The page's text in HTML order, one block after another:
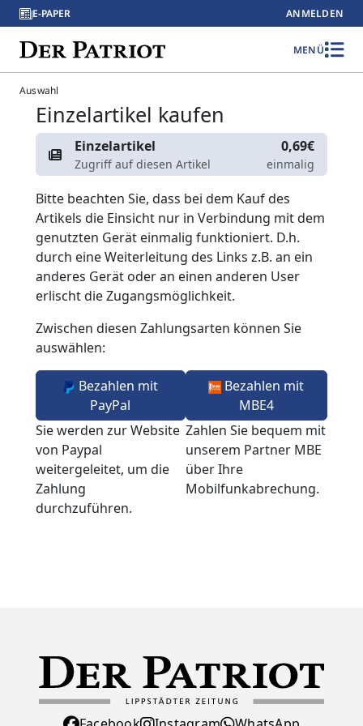
E-PAPER ANMELDEN
MENÜ
Auswahl
Einzelartikel kaufen
Einzelartikel
Zugriff auf diesen Artikel
0,69€
einmalig
Bitte beachten Sie, dass bei dem Kauf des
Artikels die Einsicht nur in Verbindung mit dem
genutzten Gerät einmalig funktioniert. D.h.
durch eine Weiterleitung des Links z.B. an ein
anderes Gerät oder an einen anderen User
erlischt die Zugangsmöglichkeit.
Zwischen diesen Zahlungsarten können Sie
auswählen:
Bezahlen mit
PayPal
Sie werden zur Website
von Paypal
weitergeleitet, um die
Zahlung
durchzuführen.
Bezahlen mit
MBE4
Zahlen Sie bequem mit
unserem Partner MBE
über Ihre
Mobilfunkabrechung.